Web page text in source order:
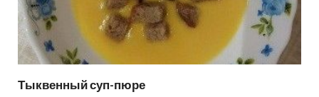
Тыквенный суп-пюре